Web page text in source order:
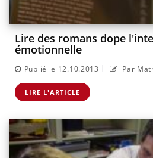
Lire des romans dope
émotionnelle
Publié le 12.10.2013 | Par
LIRE L'ARTICLE